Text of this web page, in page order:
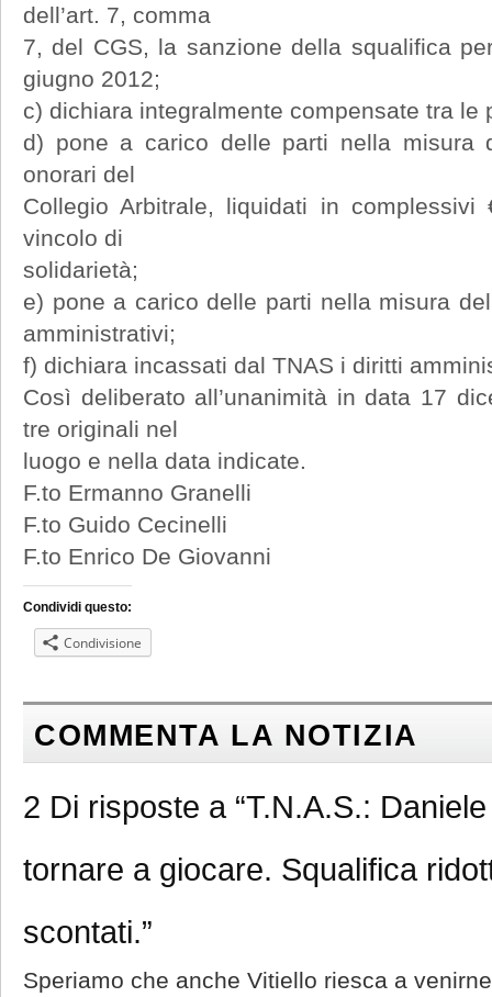
dell’art. 7, comma
7, del CGS, la sanzione della squalifica
giugno 2012;
c) dichiara integralmente compensate tra le
d) pone a carico delle parti nella misura
onorari del
Collegio Arbitrale, liquidati in
vincolo di
solidarietà;
e) pone a carico delle parti nella misura
amministrativi;
f) dichiara incassati dal TNAS i diritti
Così deliberato all’unanimità in data 17
tre originali nel
luogo e nella data indicate.
F.to Ermanno Granelli
F.to Guido Cecinelli
F.to Enrico De Giovanni
Condividi questo:
Condivisione
COMMENTA LA NOTIZIA
2 Di risposte a “T.N.A.S.:
tornare a giocare. Squalifica
scontati.”
Speriamo che anche Vitiello riesca a